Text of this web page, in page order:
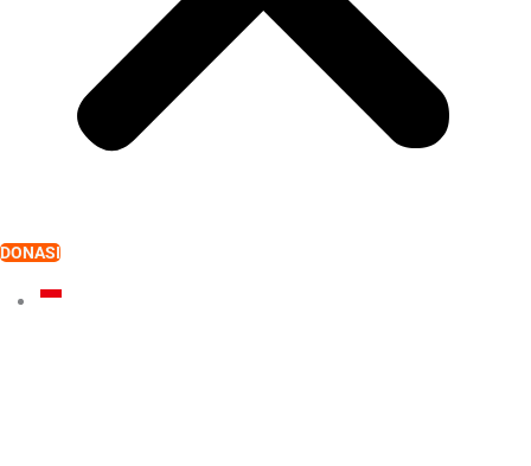
DONASI